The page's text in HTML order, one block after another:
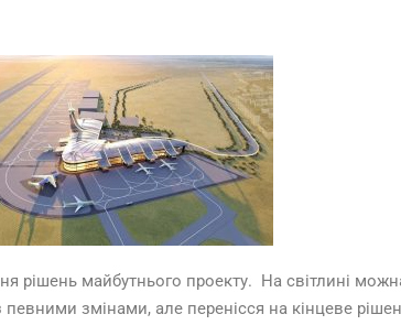
майбутнього проекту. На світлині
змінами, але перенісся на кінцеве